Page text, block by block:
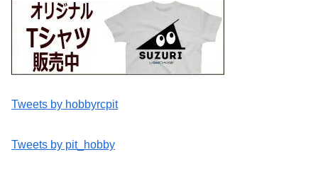
Tweets by hobbyrcpit
Tweets by pit_hobby